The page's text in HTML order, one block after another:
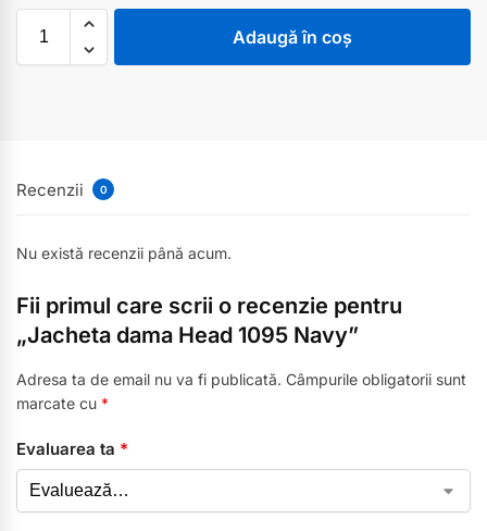
Adaugă în coș
Recenzii 0
Nu există recenzii până acum.
Fii primul care scrii o recenzie pentru
„Jacheta dama Head 1095 Navy”
Adresa ta de email nu va fi publicată. Câmpurile obligatorii sunt
marcate cu *
Evaluarea ta *